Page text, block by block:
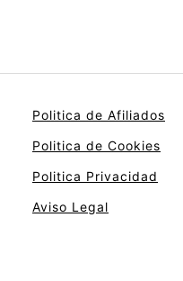
Politica de Afiliados
Politica de Cookies
Politica Privacidad
Aviso Legal